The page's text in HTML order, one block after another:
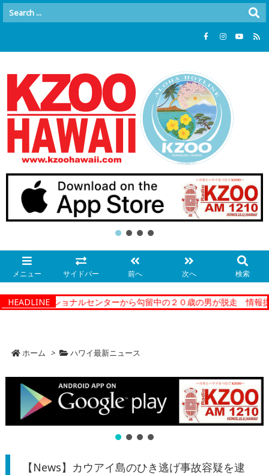
メニュー サイドバー 前へ 次へ 検索
HEADLINE
ーコレクショナルセンターから勾留中の２０歳の男が脱走 情報提供
ホーム > ハワイ最新ニュース
【News】カウアイ島のひき逃げ事故容疑を逮